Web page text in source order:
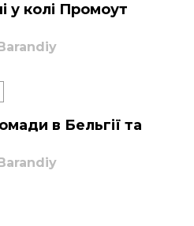
у колі Промоут
в Бельгії та